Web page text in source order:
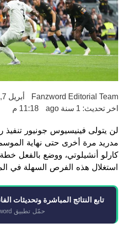
Fanzword Editorial Team
أبريل 7, 2025
اخر تحديث: 1 سنة ago
11:18 م
لن يتولى فينيسيوس جونيور تنفيذ
مدريد مرة أخرى حتى نهاية
كارلو أنشيلوتي، ووضع بالفعل
استغلال هذه الفرص السهلة في
تابع النتائج المباشرة وتحديثات
حمّل تطبيق Fanzword